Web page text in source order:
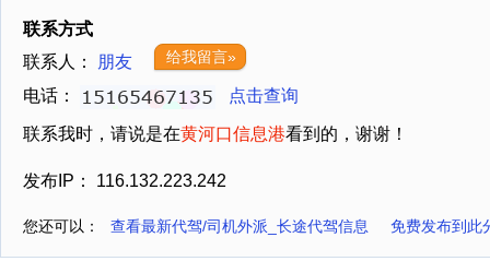
联系方式
联系人：
朋友 给我留言»
电话： 点击查询
联系我时，请说是在黄河口信息港看到的，谢谢！
发布IP： 116.132.223.242
您还可以： 查看最新代驾/司机外派_长途代驾信息 免费发布到此